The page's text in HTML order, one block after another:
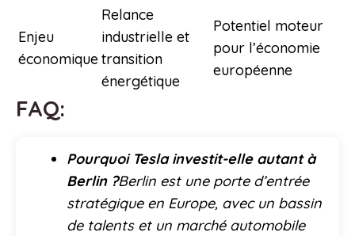
Enjeu
économique
Relance
industrielle et
transition
énergétique
Potentiel moteur
pour l’économie
européenne
FAQ:
Pourquoi Tesla investit-elle autant à
Berlin ?Berlin est une porte d’entrée
stratégique en Europe, avec un bassin
de talents et un marché automobile